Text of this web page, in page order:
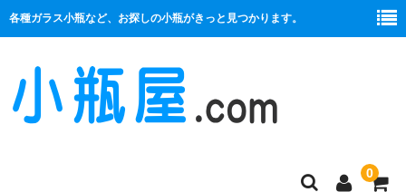
各種ガラス小瓶など、お探しの小瓶がきっと見つかります。
0